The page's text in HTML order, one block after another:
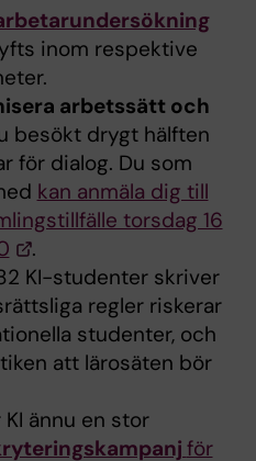
inom respektive
arbetssätt och
besökt drygt hälften
för dialog. Du som
kan anmäla dig till
torsdag 16
.
KI-studenter skriver
regler riskerar
studenter, och
att lärosäten bör
KI ännu en stor
för